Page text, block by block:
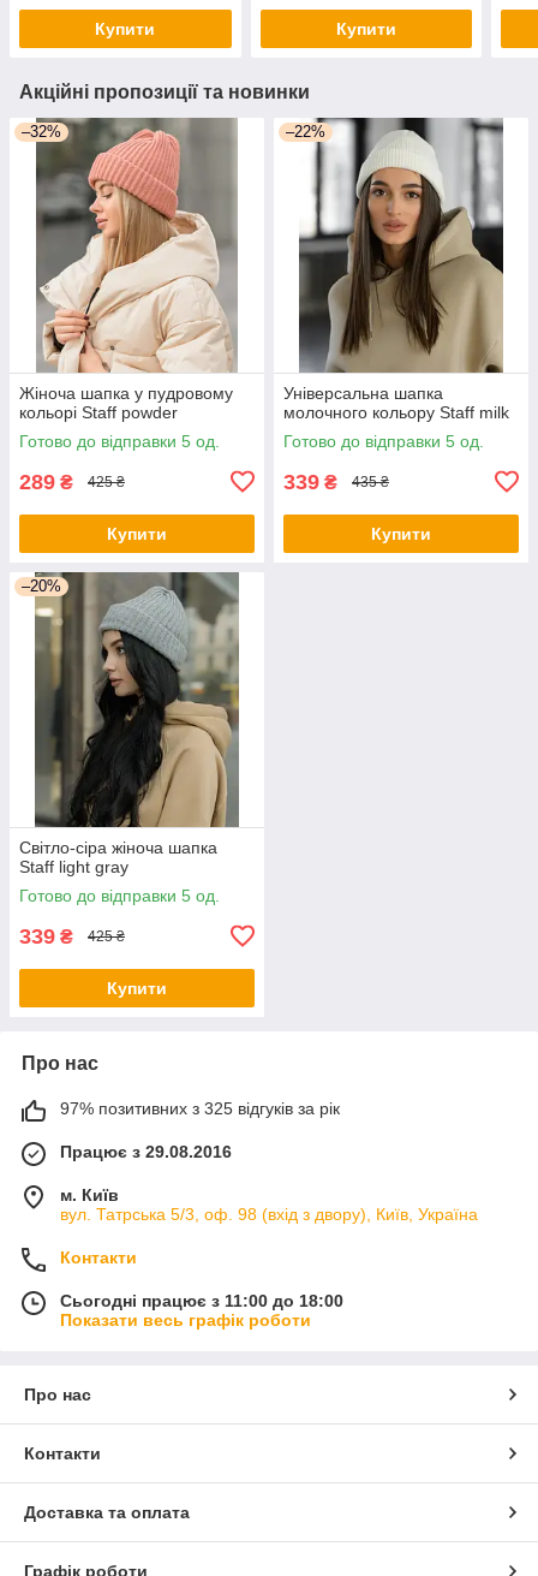
Купити Купити
Акційні пропозиції та новинки
–32%
Жіноча шапка у пудровому
кольорі Staff powder
Готово до відправки 5 од.
289 ₴ 425 ₴
Купити
–22%
Універсальна шапка
молочного кольору Staff milk
Готово до відправки 5 од.
339 ₴ 435 ₴
Купити
–20%
Світло-сіра жіноча шапка
Staff light gray
Готово до відправки 5 од.
339 ₴ 425 ₴
Купити
Про нас
97% позитивних з 325 відгуків за рік
Працює з 29.08.2016
м. Київ
вул. Татрська 5/3, оф. 98 (вхід з двору), Київ, Україна
Контакти
Сьогодні працює з 11:00 до 18:00
Показати весь графік роботи
Про нас
Контакти
Доставка та оплата
Графік роботи